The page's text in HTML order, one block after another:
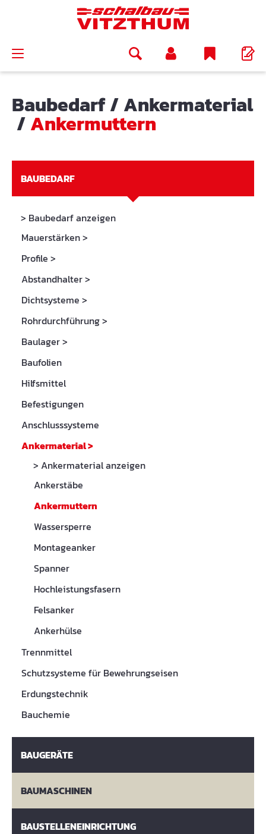
Baubedarf/Ankermaterial
/Ankermuttern
BAUBEDARF
> Baubedarf anzeigen
Mauerstärken>
Profile >
Abstandhalter>
Dichtsysteme >
Rohrdurchführung>
Baulager>
Baufolien
Hilfsmittel
Befestigungen
Anschlusssysteme
Ankermaterial>
> Ankermaterial anzeigen
Ankerstäbe
Ankermuttern
Wassersperre
Montageanker
Spanner
Hochleistungsfasern
Felsanker
Ankerhülse
Trennmittel
Schutzsysteme für Bewehrungseisen
Erdungstechnik
Bauchemie
BAUGERÄTE
BAUMASCHINEN
BAUSTELLENEINRICHTUNG